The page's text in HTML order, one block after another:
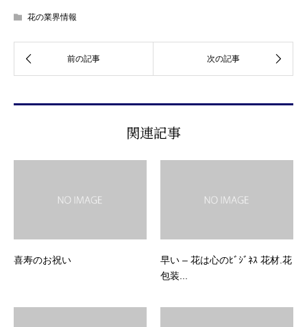
花の業界情報
関連記事
喜寿のお祝い
早い – 花は心のﾋﾞｼﾞﾈｽ 花材.花
包装...